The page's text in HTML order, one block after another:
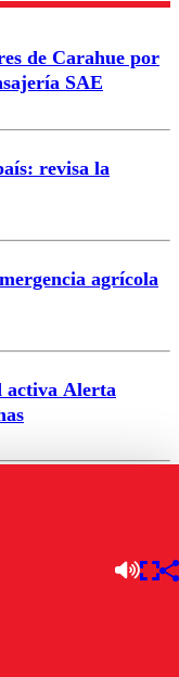
de Carahue por
SAE
revisa la
agrícola
activa Alerta